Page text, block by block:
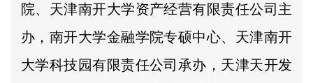
院、天津南开大学资产经营有限责任公司主
办，南开大学金融学院专硕中心、天津南开
大学科技园有限责任公司承办，天津天开发